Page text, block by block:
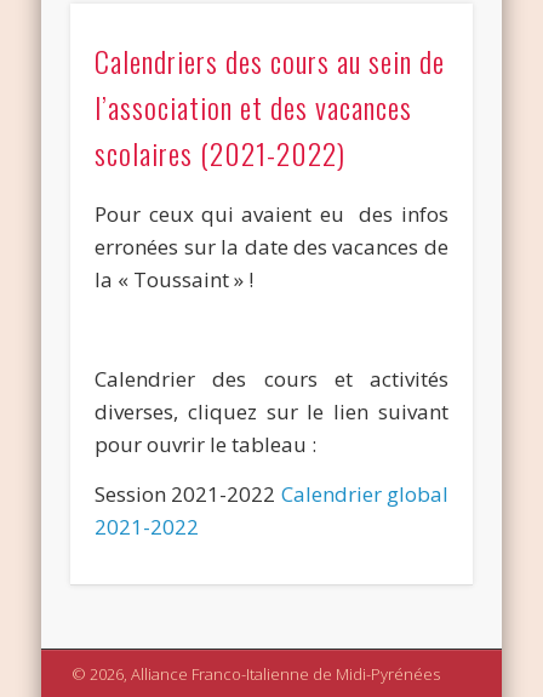
Calendriers des cours au sein de
l’association et des vacances
scolaires (2021-2022)
Pour ceux qui avaient eu des infos
erronées sur la date des vacances de
la « Toussaint » !
Calendrier des cours et activités
diverses, cliquez sur le lien suivant
pour ouvrir le tableau :
Session 2021-2022 Calendrier global
2021-2022
© 2026, Alliance Franco-Italienne de Midi-Pyrénées